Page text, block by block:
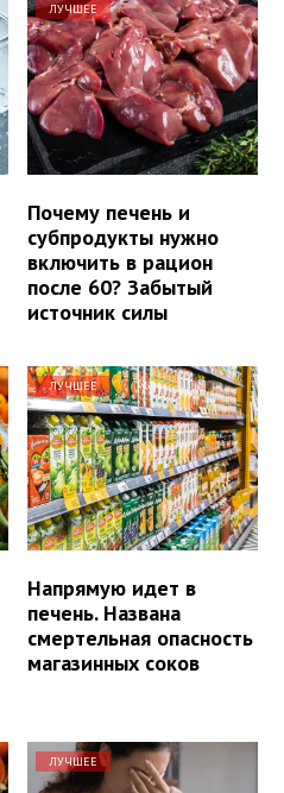
ЛУЧШЕЕ
Почему печень и
субпродукты нужно
включить в рацион
после 60? Забытый
источник силы
ЛУЧШЕЕ
Напрямую идет в
печень. Названа
смертельная опасность
магазинных соков
ЛУЧШЕЕ